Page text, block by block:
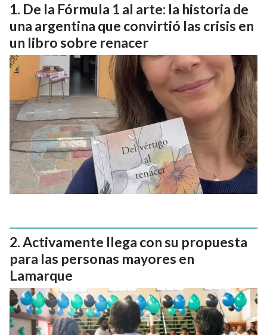
De la Fórmula 1 al arte: la historia de
una argentina que convirtió las crisis en
un libro sobre renacer
Activamente llega con su propuesta
para las personas mayores en
Lamarque